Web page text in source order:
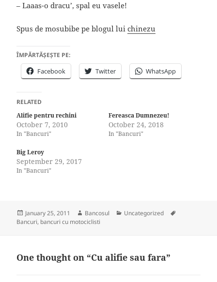
– Laaas-o dracu’, spal eu vasele!
Spus de mosubibe pe blogul luichinezu
ÎMPĂRTĂȘEȘTE PE:
Facebook Twitter WhatsApp
RELATED
Alifie pentru rechini
October 7, 2010
In "Bancuri"
Fereasca Dumnezeu!
October 24, 2018
In "Bancuri"
Big Leroy
September 29, 2017
In "Bancuri"
Posted
on
January 25, 2011 Author
Bancosul Categories
Uncategorized
Bancuri, bancuri cu motociclisti
One thought on “Cu alifie sau fara”